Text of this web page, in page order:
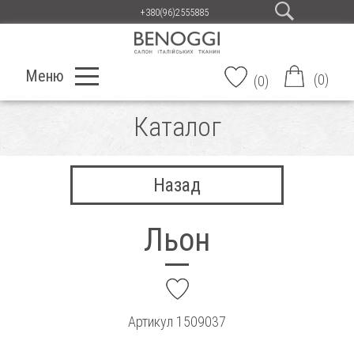
+380(96)2555885
Меню (0) (0)
Каталог
Назад
Льон
Артикул 1509037